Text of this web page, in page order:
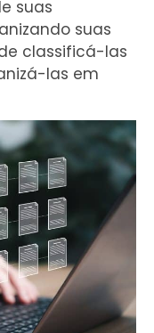
suas
suas
classificá-las
las em